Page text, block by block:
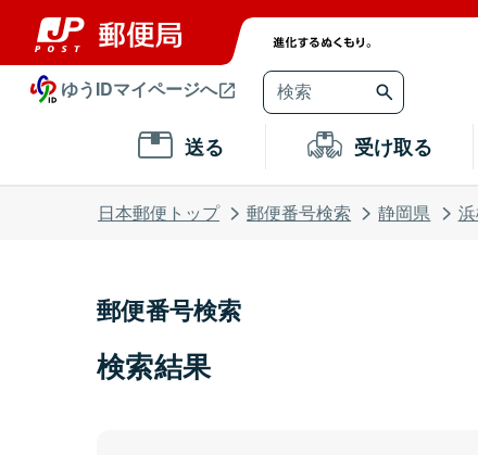
ゆうIDマイページへ
送る 受け取る
日本郵便トップ 郵便番号検索 静岡県
郵便番号検索
検索結果